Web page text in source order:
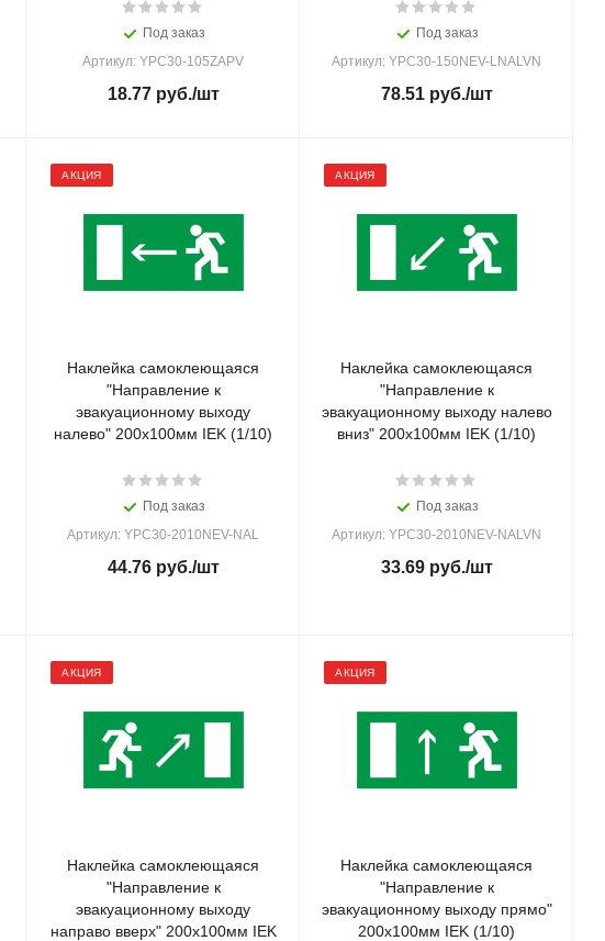
Под заказ
Артикул: YPC30-105ZAPV
18.77руб./шт
Под заказ
Артикул: YPC30-150NEV-LNALVN
78.51руб./шт
АКЦИЯ
Наклейка самоклеющаяся
"Направление к
эвакуационному выходу
налево" 200х100мм IEK (1/10)
Под заказ
Артикул: YPC30-2010NEV-NAL
44.76руб./шт
АКЦИЯ
Наклейка самоклеющаяся
"Направление к
эвакуационному выходу налево
вниз" 200х100мм IEK (1/10)
Под заказ
Артикул: YPC30-2010NEV-NALVN
33.69руб./шт
АКЦИЯ
Наклейка самоклеющаяся
"Направление к
эвакуационному выходу
направо вверх" 200х100мм IEK
АКЦИЯ
Наклейка самоклеющаяся
"Направление к
эвакуационному выходу прямо"
200х100мм IEK (1/10)